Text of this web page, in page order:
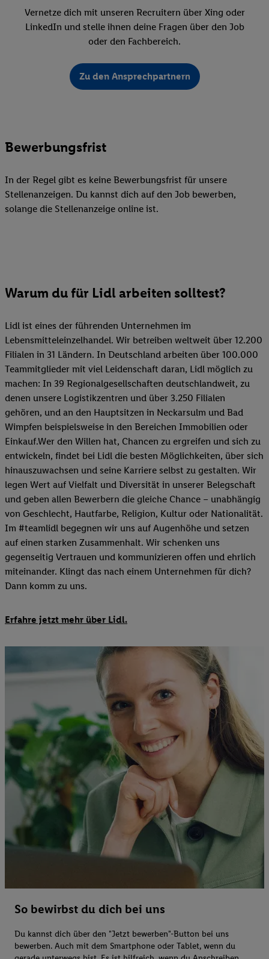
Vernetze dich mit unseren Recruitern über Xing oder
LinkedIn und stelle ihnen deine Fragen über den Job
oder den Fachbereich.
Zu den Ansprechpartnern
Bewerbungsfrist
In der Regel gibt es keine Bewerbungsfrist für unsere
Stellenanzeigen. Du kannst dich auf den Job bewerben,
solange die Stellenanzeige online ist.
Warum du für Lidl arbeiten solltest?
Lidl ist eines der führenden Unternehmen im
Lebensmitteleinzelhandel. Wir betreiben weltweit über 12.200
Filialen in 31 Ländern. In Deutschland arbeiten über 100.000
Teammitglieder mit viel Leidenschaft daran, Lidl möglich zu
machen: In 39 Regionalgesellschaften deutschlandweit, zu
denen unsere Logistikzentren und über 3.250 Filialen
gehören, und an den Hauptsitzen in Neckarsulm und Bad
Wimpfen beispielsweise in den Bereichen Immobilien oder
Einkauf.Wer den Willen hat, Chancen zu ergreifen und sich zu
entwickeln, findet bei Lidl die besten Möglichkeiten, über sich
hinauszuwachsen und seine Karriere selbst zu gestalten. Wir
legen Wert auf Vielfalt und Diversität in unserer Belegschaft
und geben allen Bewerbern die gleiche Chance – unabhängig
von Geschlecht, Hautfarbe, Religion, Kultur oder Nationalität.
Im #teamlidl begegnen wir uns auf Augenhöhe und setzen
auf einen starken Zusammenhalt. Wir schenken uns
gegenseitig Vertrauen und kommunizieren offen und ehrlich
miteinander. Klingt das nach einem Unternehmen für dich?
Dann komm zu uns.​
Erfahre jetzt mehr über Lidl.
So bewirbst du dich bei uns
Du kannst dich über den "Jetzt bewerben"-Button bei uns
bewerben. Auch mit dem Smartphone oder Tablet, wenn du